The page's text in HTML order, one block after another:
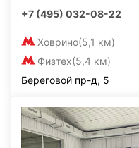
+7 (495) 032-08-22
Ховрино(5,1 км)
Физтех(5,4 км)
Береговой пр-д, 5